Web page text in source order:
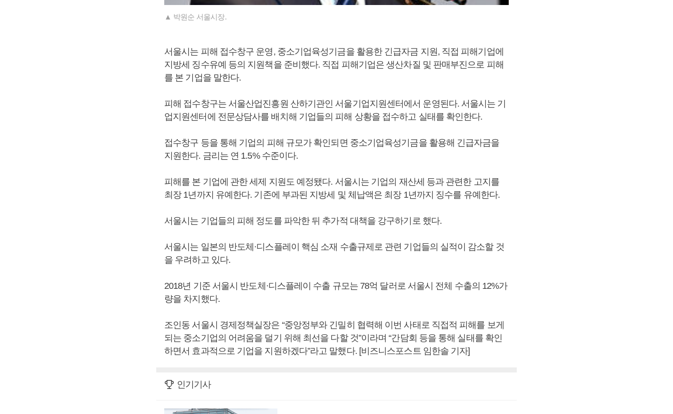
▲ 박원순 서울시장.
서울시는 피해 접수창구 운영, 중소기업육성기금을 활용한 긴급자금 지원, 직접 피해기업에
지방세 징수유예 등의 지원책을 준비했다. 직접 피해기업은 생산차질 및 판매부진으로 피해
를 본 기업을 말한다.
피해 접수창구는 서울산업진흥원 산하기관인 서울기업지원센터에서 운영된다. 서울시는 기
업지원센터에 전문상담사를 배치해 기업들의 피해 상황을 접수하고 실태를 확인한다.
접수창구 등을 통해 기업의 피해 규모가 확인되면 중소기업육성기금을 활용해 긴급자금을
지원한다. 금리는 연 1.5% 수준이다.
피해를 본 기업에 관한 세제 지원도 예정됐다. 서울시는 기업의 재산세 등과 관련한 고지를
최장 1년까지 유예한다. 기존에 부과된 지방세 및 체납액은 최장 1년까지 징수를 유예한다.
서울시는 기업들의 피해 정도를 파악한 뒤 추가적 대책을 강구하기로 했다.
서울시는 일본의 반도체·디스플레이 핵심 소재 수출규제로 관련 기업들의 실적이 감소할 것
을 우려하고 있다.
2018년 기준 서울시 반도체·디스플레이 수출 규모는 78억 달러로 서울시 전체 수출의 12%가
량을 차지했다.
조인동 서울시 경제정책실장은 “중앙정부와 긴밀히 협력해 이번 사태로 직접적 피해를 보게
되는 중소기업의 어려움을 덜기 위해 최선을 다할 것”이라며 “간담회 등을 통해 실태를 확인
하면서 효과적으로 기업을 지원하겠다”라고 말했다. [비즈니스포스트 임한솔 기자]
인기기사